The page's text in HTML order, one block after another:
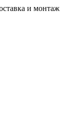
и монтаж